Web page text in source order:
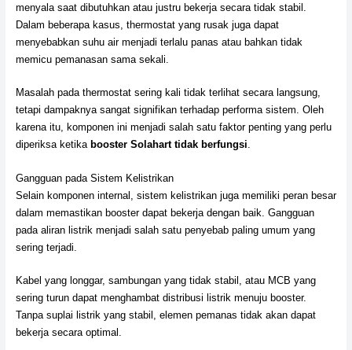
menyala saat dibutuhkan atau justru bekerja secara tidak stabil.
Dalam beberapa kasus, thermostat yang rusak juga dapat
menyebabkan suhu air menjadi terlalu panas atau bahkan tidak
memicu pemanasan sama sekali.
Masalah pada thermostat sering kali tidak terlihat secara langsung,
tetapi dampaknya sangat signifikan terhadap performa sistem. Oleh
karena itu, komponen ini menjadi salah satu faktor penting yang perlu
diperiksa ketika booster Solahart tidak berfungsi.
Gangguan pada Sistem Kelistrikan
Selain komponen internal, sistem kelistrikan juga memiliki peran besar
dalam memastikan booster dapat bekerja dengan baik. Gangguan
pada aliran listrik menjadi salah satu penyebab paling umum yang
sering terjadi.
Kabel yang longgar, sambungan yang tidak stabil, atau MCB yang
sering turun dapat menghambat distribusi listrik menuju booster.
Tanpa suplai listrik yang stabil, elemen pemanas tidak akan dapat
bekerja secara optimal.